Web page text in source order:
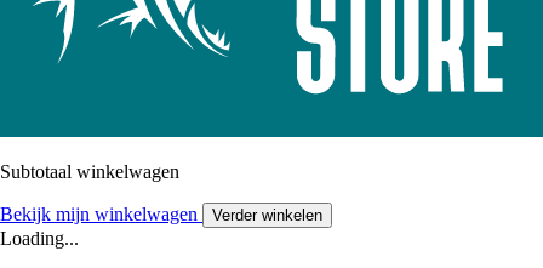
Subtotaal winkelwagen
Bekijk mijn winkelwagen Verder winkelen
Loading...